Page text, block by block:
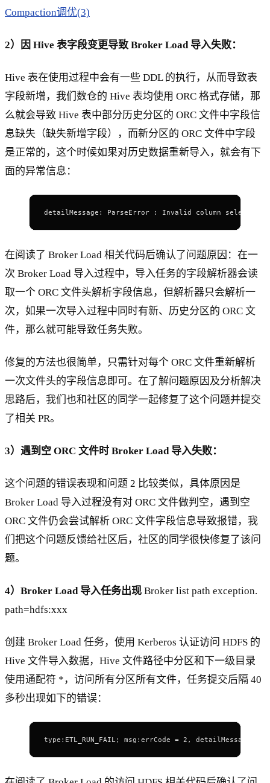
Compaction调优(3)
2）因 Hive 表字段变更导致 Broker Load 导入失败：
Hive 表在使用过程中会有一些 DDL 的执行，从而导致表
字段新增，我们数仓的 Hive 表均使用 ORC 格式存储，那
么就会导致 Hive 表中部分历史分区的 ORC 文件中字段信
息缺失（缺失新增字段），而新分区的 ORC 文件中字段
是正常的，这个时候如果对历史数据重新导入，就会有下
面的异常信息：
detailMessage: ParseError : Invalid column selected
在阅读了 Broker Load 相关代码后确认了问题原因：在一
次 Broker Load 导入过程中，导入任务的字段解析器会读
取一个 ORC 文件头解析字段信息，但解析器只会解析一
次，如果一次导入过程中同时有新、历史分区的 ORC 文
件，那么就可能导致任务失败。
修复的方法也很简单，只需针对每个 ORC 文件重新解析
一次文件头的字段信息即可。在了解问题原因及分析解决
思路后，我们也和社区的同学一起修复了这个问题并提交
了相关 PR。
3）遇到空 ORC 文件时 Broker Load 导入失败：
这个问题的错误表现和问题 2 比较类似，具体原因是
Broker Load 导入过程没有对 ORC 文件做判空，遇到空
ORC 文件仍会尝试解析 ORC 文件字段信息导致报错，我
们把这个问题反馈给社区后，社区的同学很快修复了该问
题。
4）Broker Load 导入任务出现 Broker list path exception.
path=hdfs:xxx
创建 Broker Load 任务，使用 Kerberos 认证访问 HDFS 的
Hive 文件导入数据，Hive 文件路径中分区和下一级目录
使用通配符 *，访问所有分区所有文件，任务提交后隔 40
多秒出现如下的错误：
type:ETL_RUN_FAIL; msg:errCode = 2, detailMessage